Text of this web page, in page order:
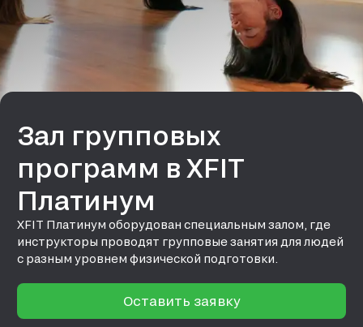
Зал групповых
программ в XFIT
Платинум
XFIT Платинум оборудован специальным залом, где
инструкторы проводят групповые занятия для людей
с разным уровнем физической подготовки.
Оставить заявку